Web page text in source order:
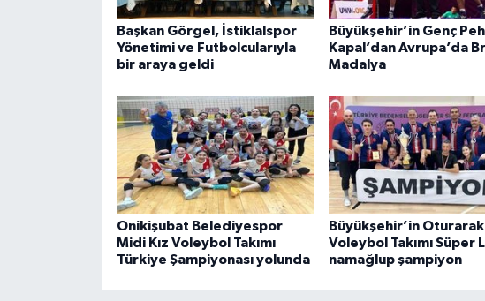
Başkan Görgel, İstiklalspor
Yönetimi ve Futbolcularıyla
bir araya geldi
Büyükşehir’in Genç
Kapal’dan Avrupa’da
Madalya
Onikişubat Belediyespor
Midi Kız Voleybol Takımı
Türkiye Şampiyonası yolunda
Büyükşehir’in Oturarak
Voleybol Takımı Süper
namağlup şampiyon